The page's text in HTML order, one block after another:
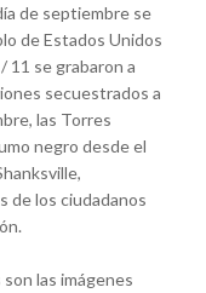
de septiembre se
de Estados Unidos
11 se grabaron a
secuestrados a
las Torres
negro desde el
de los ciudadanos
las imágenes